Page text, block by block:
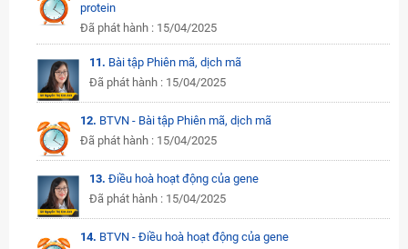
protein
Đã phát hành : 15/04/2025
11. Bài tập Phiên mã, dịch mã
Đã phát hành : 15/04/2025
12. BTVN - Bài tập Phiên mã, dịch mã
Đã phát hành : 15/04/2025
13. Điều hoà hoạt động của gene
Đã phát hành : 15/04/2025
14. BTVN - Điều hoà hoạt động của gene